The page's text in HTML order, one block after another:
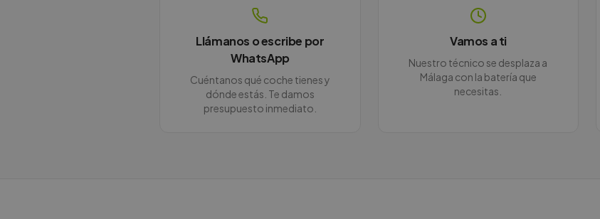
Llámanos o escribe por
WhatsApp
Cuéntanos qué coche tienes y
dónde estás. Te damos
presupuesto inmediato.
Vamos a ti
Nuestro técnico se desplaza a
Málaga con la batería que
necesitas.